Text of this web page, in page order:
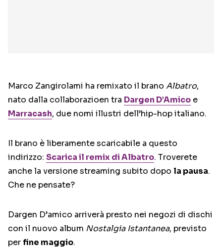
Marco Zangirolami ha remixato il brano Albatro,
nato dalla collaborazioen tra Dargen D’Amico e
Marracash, due nomi illustri dell’hip-hop italiano.
Il brano è liberamente scaricabile a questo
indirizzo: Scarica il remix di Albatro. Troverete
anche la versione streaming subito dopo la pausa.
Che ne pensate?
Dargen D’amico arriverà presto nei negozi di dischi
con il nuovo album Nostalgia Istantanea, previsto
per fine maggio.